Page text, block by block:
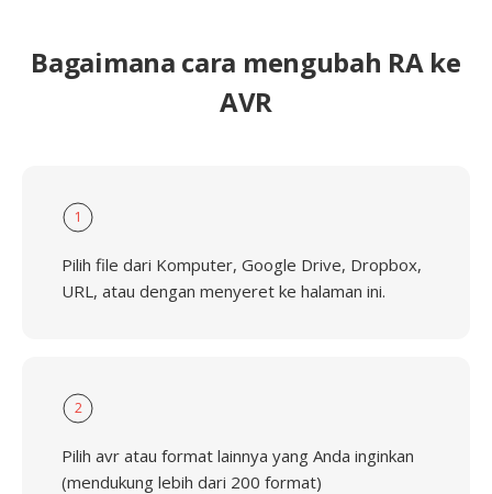
Bagaimana cara mengubah RA ke
AVR
1
Pilih file dari Komputer, Google Drive, Dropbox,
URL, atau dengan menyeret ke halaman ini.
2
Pilih avr atau format lainnya yang Anda inginkan
(mendukung lebih dari 200 format)